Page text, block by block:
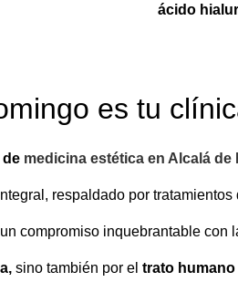
ácido
es tu
de medicina estética en Alcalá de
respaldado por
compromiso inquebrantable
sino también por el trato